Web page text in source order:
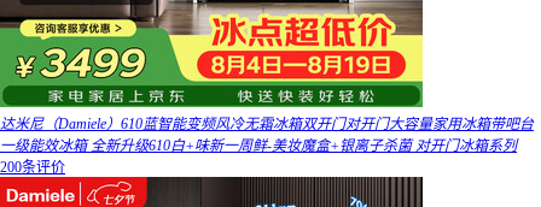
达米尼（Damiele）610蓝智能变频风冷无霜冰箱双开门对开门大容量家用冰箱带吧台
一级能效冰箱 全新升级610白+味新一周鲜-美妆魔盒+银离子杀菌 对开门冰箱系列
200条评价